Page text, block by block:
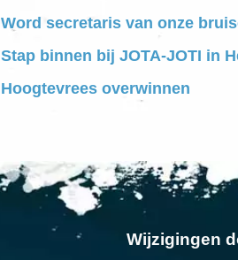
Word secretaris van onze
Stap binnen bij JOTA-JOTI in
Hoogtevrees overwinnen
Wijzigingen